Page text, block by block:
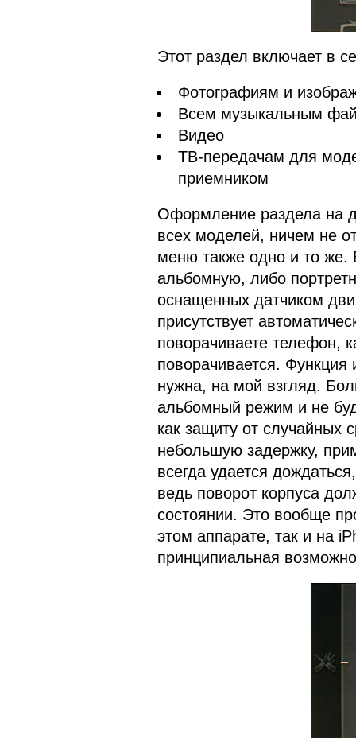
Этот раздел включает в
Фотографиям и
Всем музыкальным
Видео
ТВ-передачам для
приемником
Оформление раздела на
всех моделей, ничем не
меню также одно и то же.
альбомную, либо
оснащенных датчиком
присутствует
поворачиваете телефон,
поворачивается.
нужна, на мой взгляд.
альбомный режим и не
как защиту от случайных
небольшую задержку,
всегда удается
ведь поворот корпуса
состоянии. Это вообще
этом аппарате, так и на
принципиальная